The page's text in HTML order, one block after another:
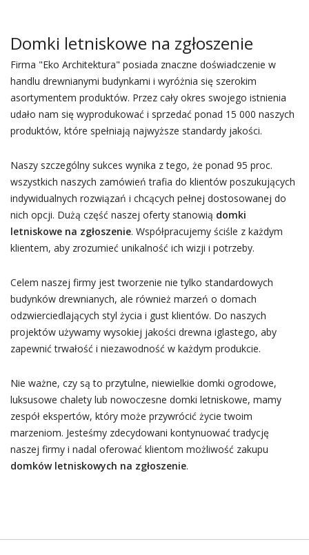
Domki letniskowe na zgłoszenie
Firma "Eko Architektura" posiada znaczne doświadczenie w
handlu drewnianymi budynkami i wyróżnia się szerokim
asortymentem produktów. Przez cały okres swojego istnienia
udało nam się wyprodukować i sprzedać ponad 15 000 naszych
produktów, które spełniają najwyższe standardy jakości.
Naszy szczególny sukces wynika z tego, że ponad 95 proc.
wszystkich naszych zamówień trafia do klientów poszukujących
indywidualnych rozwiązań i chcących pełnej dostosowanej do
nich opcji. Dużą część naszej oferty stanowią domki
letniskowe na zgłoszenie. Współpracujemy ściśle z każdym
klientem, aby zrozumieć unikalność ich wizji i potrzeby.
Celem naszej firmy jest tworzenie nie tylko standardowych
budynków drewnianych, ale również marzeń o domach
odzwierciedlających styl życia i gust klientów. Do naszych
projektów używamy wysokiej jakości drewna iglastego, aby
zapewnić trwałość i niezawodność w każdym produkcie.
Nie ważne, czy są to przytulne, niewielkie domki ogrodowe,
luksusowe chalety lub nowoczesne domki letniskowe, mamy
zespół ekspertów, który może przywrócić życie twoim
marzeniom. Jesteśmy zdecydowani kontynuować tradycję
naszej firmy i nadal oferować klientom możliwość zakupu
domków letniskowych na zgłoszenie.